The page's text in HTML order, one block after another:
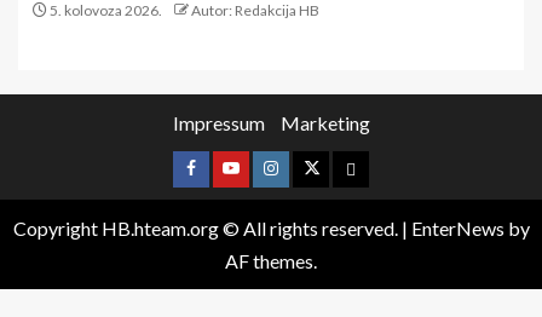
5. kolovoza 2026. Autor: Redakcija HB
Impressum Marketing
Copyright HB.hteam.org © All rights reserved. | EnterNews by
AF themes.